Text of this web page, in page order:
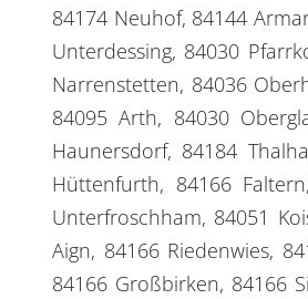
84174 Neuhof, 84144
Unterdessing, 84030
Narrenstetten, 84036
84095 Arth, 84030
Haunersdorf, 84184
Hüttenfurth, 84166
Unterfroschham, 84051
Aign, 84166 Riedenwies,
84166 Großbirken, 84166